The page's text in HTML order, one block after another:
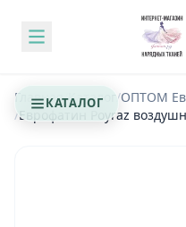
КАТАЛОГ
Поиск по сайту
Главная/Каталог/ОПТОМ
/Еврофатин Poyraz